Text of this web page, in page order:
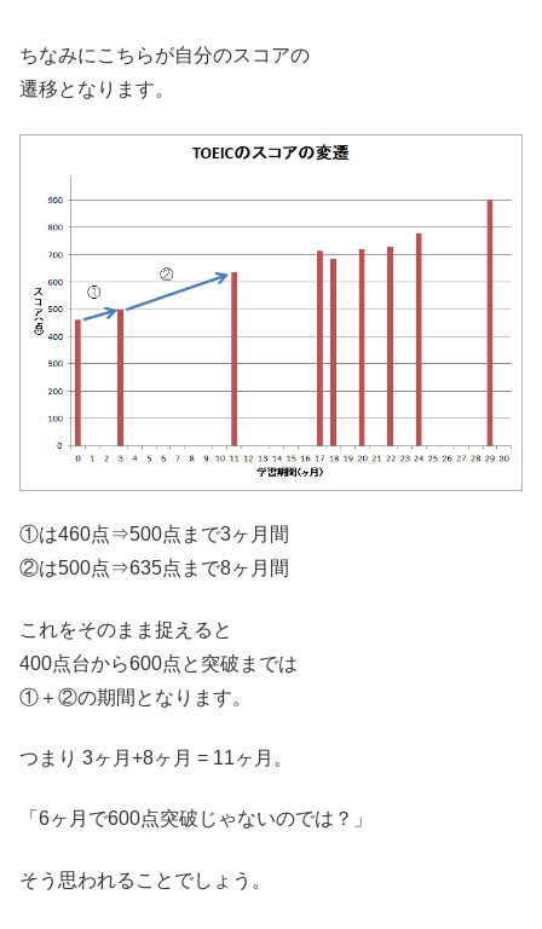
ちなみにこちらが自分のスコアの
遷移となります。
①は460点⇒500点まで3ヶ月間
②は500点⇒635点まで8ヶ月間
これをそのまま捉えると
400点台から600点と突破までは
①＋②の期間となります。
つまり 3ヶ月+8ヶ月 = 11ヶ月。
「6ヶ月で600点突破じゃないのでは？」
そう思われることでしょう。